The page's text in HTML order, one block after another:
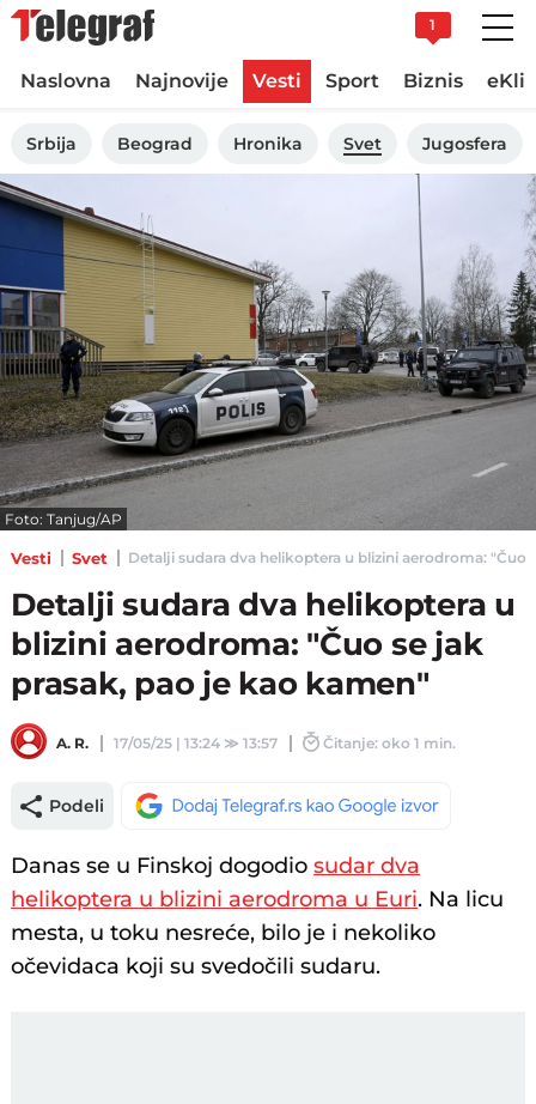
1
Naslovna Najnovije Vesti Sport Biznis
Srbija Beograd Hronika Svet Jugosfera
Foto: Tanjug/AP
Vesti Svet Detalji sudara dva helikoptera u blizini aerodroma: "Čuo
Detalji sudara dva helikoptera u
blizini aerodroma: "Čuo se jak
prasak, pao je kao kamen"
A. R. 17/05/25 | 13:24 ≫13:57 Čitanje: oko 1 min.
Podeli
Danas se u Finskoj dogodiosudar dva
helikoptera u blizini aerodroma u Euri. Na licu
mesta, u toku nesreće, bilo je i nekoliko
očevidaca koji su svedočili sudaru.